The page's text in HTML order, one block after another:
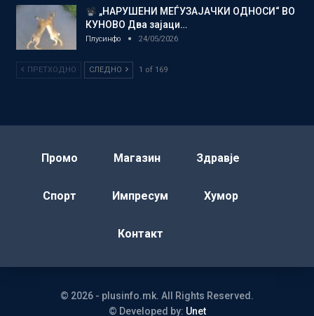
„НАРУШЕНИ МЕЃУЗАЈАЧКИ ОДНОСИ“ ВО
КУНОВО Два зајаци…
Плусинфо 24/05/2026
ПРЕТХОДНО СЛЕДНО 1 of 169
Промо Магазин Здравје
Спорт Импресум Хумор
Контакт
© 2026 - plusinfo.mk. All Rights Reserved.
© Developed by: Unet